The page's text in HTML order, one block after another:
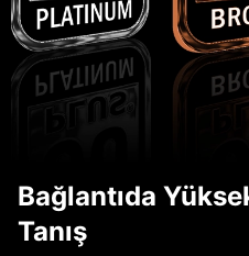
Bağlantıda
Tanış